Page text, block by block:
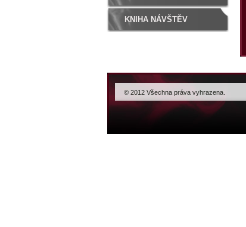
KNIHA NÁVŠTĚV
© 2012 Všechna práva vyhrazena.